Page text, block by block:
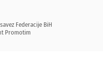
Federacije BiH
Promotim